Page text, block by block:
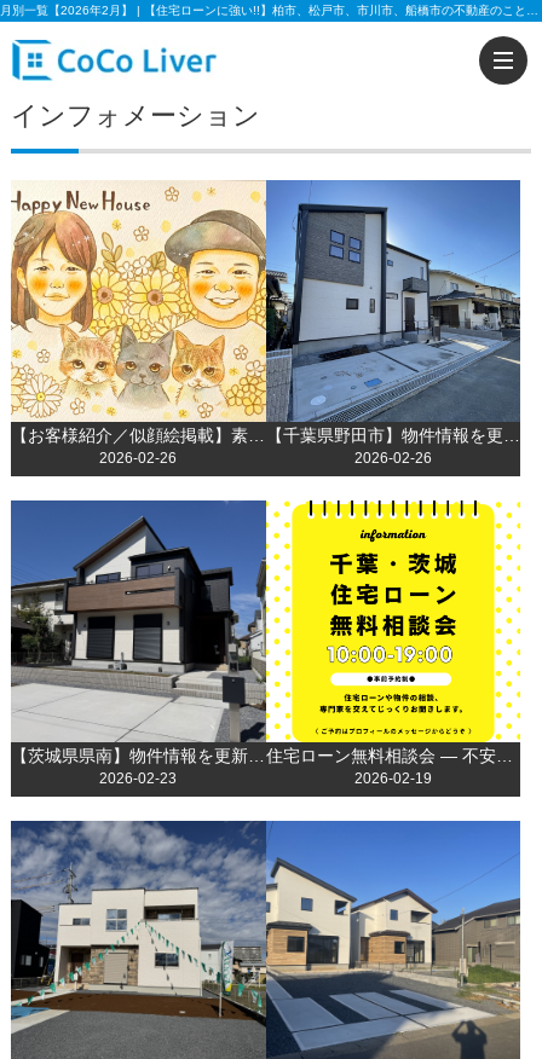
インフォメーション
【お客様紹介／似顔絵掲載】素敵なご家族との出会いに感謝して
2026-02-26 2026-02-26
【茨城県県南】物件情報を更新しました！
2026-02-23
住宅ローン無料相談会 ― 不安を解消して理想のマイホームへ！
2026-02-19